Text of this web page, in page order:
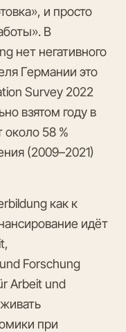
и просто
В
нет негативного
Германии это
Survey 2022
взятом году в
около 58 %
(2009–2021)
как к
идёт
Forschung
Arbeit und
при